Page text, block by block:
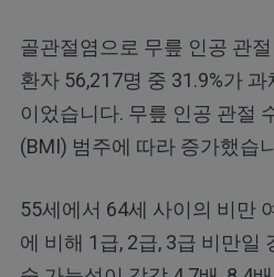
골관절염으로 무릎 인공 관
환자 56,217명 중 31.9%가
이었습니다. 무릎 인공 관절
(BMI) 범주에 따라 증가했습
55세에서 64세 사이의 비만
에 비해 1급, 2급, 3급 비만일